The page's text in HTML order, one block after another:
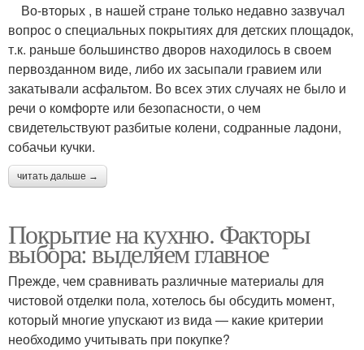
Во-вторых , в нашей стране только недавно зазвучал
вопрос о специальных покрытиях для детских площадок,
т.к. раньше большинство дворов находилось в своем
первозданном виде, либо их засыпали гравием или
закатывали асфальтом. Во всех этих случаях не было и
речи о комфорте или безопасности, о чем
свидетельствуют разбитые колени, содранные ладони,
собачьи кучки.
читать дальше →
Покрытие на кухню. Факторы
выбора: выделяем главное
Прежде, чем сравнивать различные материалы для
чистовой отделки пола, хотелось бы обсудить момент,
который многие упускают из вида — какие критерии
необходимо учитывать при покупке?